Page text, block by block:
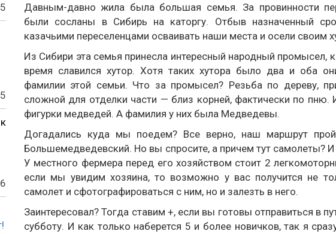
Давным-давно жила была большая семья. За провинности
были сосланы в Сибирь на каторгу. Отбыв назначенный
казачьими переселенцами осваивать наши места и осели своим
Из Сибири эта семья принесла интересный народный промысел,
время славился хутор. Хотя таких хутора было два и оба
фамилии этой семьи. Что за промысел? Резьба по дереву,
сложной для отделки части — близ корней, фактически по пню.
фигурки медведей. А фамилия у них была Медведевы.
Догадались куда мы поедем? Все верно, наш маршрут
Большемедведевский. Но вы спросите, а причем тут самолеты? И
У местного фермера перед его хозяйством стоит 2
если мы увидим хозяина, то возможно у вас получится не
самолет и сфотографироваться с ним, но и залезть в него.
Заинтересовал? Тогда ставим +, если вы готовы отправиться в
субботу. И как только наберется 5 и более новичков, так я